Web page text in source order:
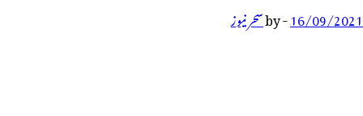
16/09/2021
-
byسحر نیوز